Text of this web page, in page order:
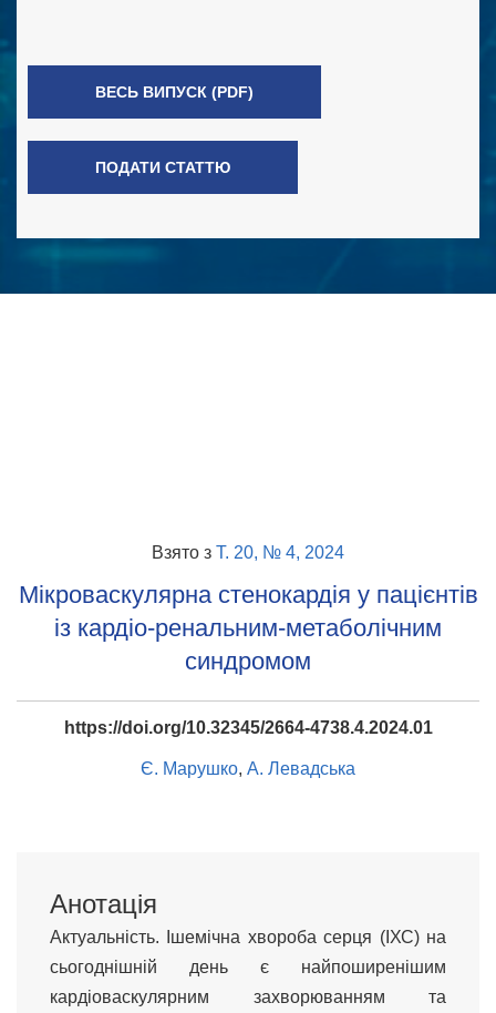
ВЕСЬ ВИПУСК (PDF)
ПОДАТИ СТАТТЮ
Взято з Т. 20, № 4, 2024
Мікроваскулярна стенокардія у пацієнтів
із кардіо-ренальним-метаболічним
синдромом
https://doi.org/10.32345/2664-4738.4.2024.01
Є. Марушко, А. Левадська
Анотація
Актуальність. Ішемічна хвороба серця (ІХС) на
сьогоднішній день є найпоширенішим
кардіоваскулярним захворюванням та